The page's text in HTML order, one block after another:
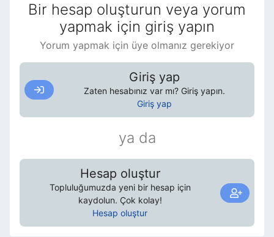
Bir hesap oluşturun veya yorum
yapmak için giriş yapın
Yorum yapmak için üye olmanız gerekiyor
Giriş yap
Zaten hesabınız var mı? Giriş yapın.
Giriş yap
ya da
Hesap oluştur
Topluluğumuzda yeni bir hesap için
kaydolun. Çok kolay!
Hesap oluştur